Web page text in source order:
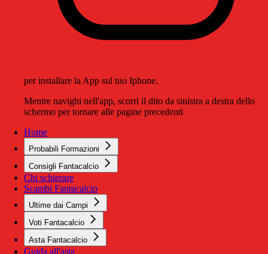
per installare la App sul tuo Iphone.
Mentre navighi nell'app, scorri il dito da sinistra a destra dello
schermo per tornare alle pagine precedenti
Home
Probabili Formazioni
Consigli Fantacalcio
Chi schierare
Scambi Fantacalcio
Ultime dai Campi
Voti Fantacalcio
Asta Fantacalcio
Guida all'asta